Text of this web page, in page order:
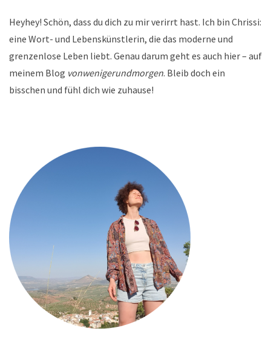
Heyhey! Schön, dass du dich zu mir verirrt hast. Ich bin Chrissi:
eine Wort- und Lebenskünstlerin, die das moderne und
grenzenlose Leben liebt. Genau darum geht es auch hier – auf
meinem Blog vonwenigerundmorgen. Bleib doch ein
bisschen und fühl dich wie zuhause!